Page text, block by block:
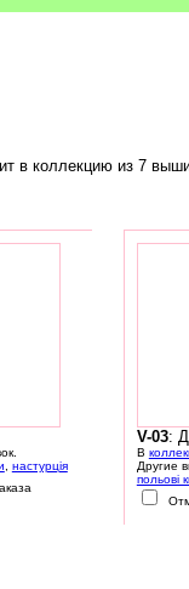
в коллекцию из 7
настурція
V-03:
В
Другие
польові